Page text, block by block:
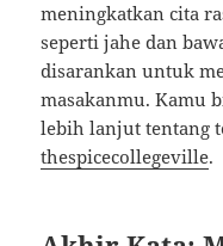
meningkatkan cita
seperti jahe dan
disarankan untuk
masakanmu. Kamu
lebih lanjut tentang
thespicecollegeville.